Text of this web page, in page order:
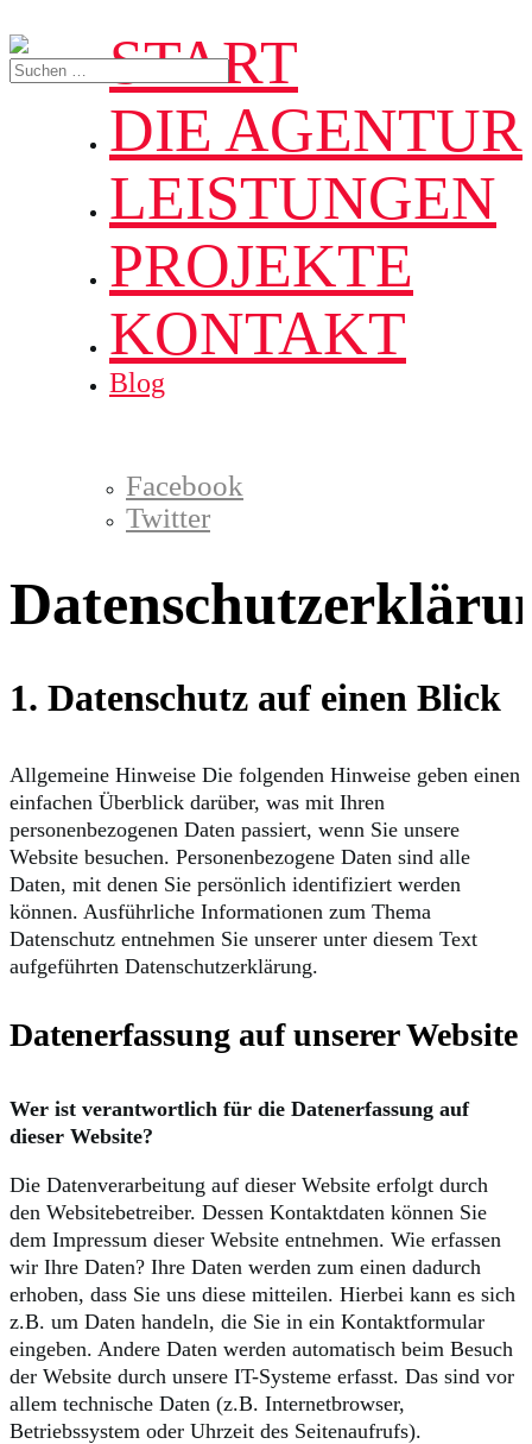
START
DIE AGENTUR
LEISTUNGEN
PROJEKTE
KONTAKT
Blog
Facebook
Twitter
1. Datenschutz auf einen Blick
Allgemeine Hinweise Die folgenden Hinweise geben einen
einfachen Überblick darüber, was mit Ihren
personenbezogenen Daten passiert, wenn Sie unsere
Website besuchen. Personenbezogene Daten sind alle
Daten, mit denen Sie persönlich identifiziert werden
können. Ausführliche Informationen zum Thema
Datenschutz entnehmen Sie unserer unter diesem Text
aufgeführten Datenschutzerklärung.
Datenerfassung auf unserer Website
Wer ist verantwortlich für die Datenerfassung auf
dieser Website?
Die Datenverarbeitung auf dieser Website erfolgt durch
den Websitebetreiber. Dessen Kontaktdaten können Sie
dem Impressum dieser Website entnehmen. Wie erfassen
wir Ihre Daten? Ihre Daten werden zum einen dadurch
erhoben, dass Sie uns diese mitteilen. Hierbei kann es sich
z.B. um Daten handeln, die Sie in ein Kontaktformular
eingeben. Andere Daten werden automatisch beim Besuch
der Website durch unsere IT-Systeme erfasst. Das sind vor
allem technische Daten (z.B. Internetbrowser,
Betriebssystem oder Uhrzeit des Seitenaufrufs).